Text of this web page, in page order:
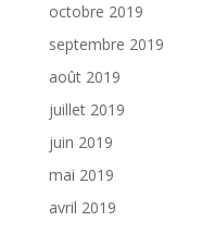
octobre 2019
septembre 2019
août 2019
juillet 2019
juin 2019
mai 2019
avril 2019